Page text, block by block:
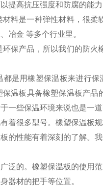
提高抗压强度和防腐的能
料是一种弹性材料，很
冶金 等多个行业里。
保产品，所以我们的防
是用橡塑保温板来进行
温板具备橡塑保温板产
一些保温环境来说也是一道
着很多型号。橡塑保温板
的性能有着深刻的了解。
泛的。橡塑保温板的使用
器材的把手等位置。